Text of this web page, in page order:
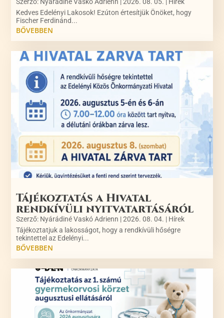
Kedves Edelényi Lakosok! Ezúton értesítjük Önöket, hogy
Fischer Ferdinánd...
BŐVEBBEN
Tájékoztatás a Hivatal
rendkívüli nyitvatartásáról
Szerző: Nyárádiné Vaskó Adrienn |2026. 08. 04. | Hírek
Tájékoztatjuk a lakosságot, hogy a rendkívüli hőségre
tekintettel az Edelényi...
BŐVEBBEN